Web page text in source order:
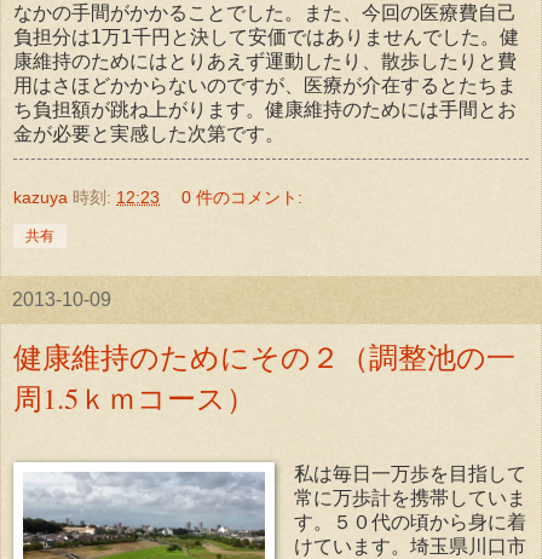
なかの手間がかかることでした。また、今回の医療費自己
負担分は1万1千円と決して安価ではありませんでした。健
康維持のためにはとりあえず運動したり、散歩したりと費
用はさほどかからないのですが、医療が介在するとたちま
ち負担額が跳ね上がります。健康維持のためには手間とお
金が必要と実感した次第です。
kazuya 時刻: 12:23 0 件のコメント:
共有
2013-10-09
健康維持のためにその２（調整池の一
周1.5ｋｍコース）
私は毎日一万歩を目指して
常に万歩計を携帯していま
す。５０代の頃から身に着
けています。埼玉県川口市